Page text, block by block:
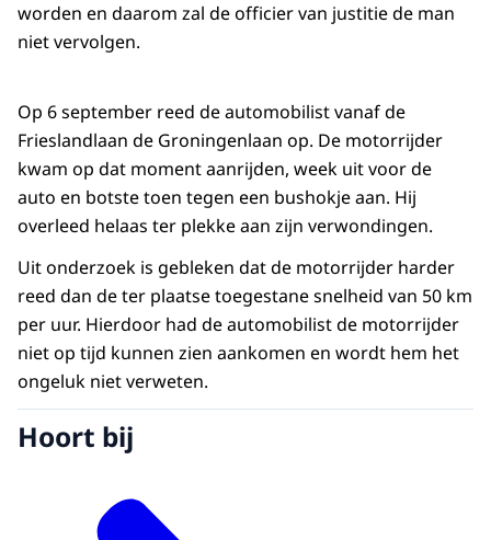
worden en daarom zal de officier van justitie de man
niet vervolgen.
Op 6 september reed de automobilist vanaf de
Frieslandlaan de Groningenlaan op. De motorrijder
kwam op dat moment aanrijden, week uit voor de
auto en botste toen tegen een bushokje aan. Hij
overleed helaas ter plekke aan zijn verwondingen.
Uit onderzoek is gebleken dat de motorrijder harder
reed dan de ter plaatse toegestane snelheid van 50 km
per uur. Hierdoor had de automobilist de motorrijder
niet op tijd kunnen zien aankomen en wordt hem het
ongeluk niet verweten.
Hoort bij